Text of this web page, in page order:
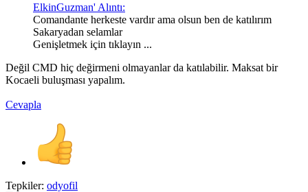
ElkinGuzman' Alıntı:
Comandante herkeste vardır ama olsun ben de katılırım
Sakaryadan selamlar
Genişletmek için tıklayın ...
Değil CMD hiç değirmeni olmayanlar da katılabilir. Maksat bir
Kocaeli buluşması yapalım.
Cevapla
Tepkiler: odyofil